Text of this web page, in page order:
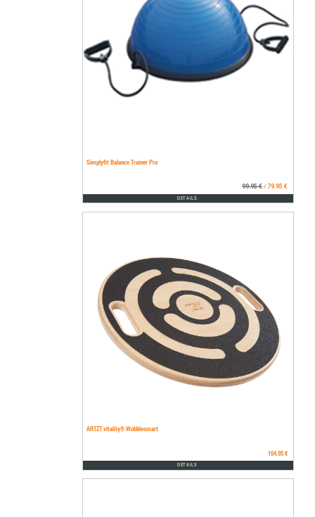
Simplyfit Balance Trainer Pro
99.95 €/ 79.95 €
DETAILS
ARTZT vitality® Wobblesmart
104.95 €
DETAILS